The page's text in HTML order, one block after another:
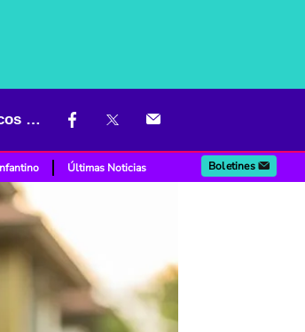
Adiós al plástico en Colombia: negocios cambiarán sus productos dentro de pocos días
Últimas Noticias Boletines